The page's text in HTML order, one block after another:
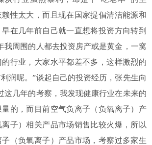
性太大，而且现在国家提倡清洁能源和
在几年前自己就一直想将投资方向转到
我周围的人都去投资房产或是黄金，一窝
行业，大家水平都差不多，这样激烈的
润呢。”谈起自己的投资经历，张先生向
这几年的考察，我发现健康行业在未来的
的，而目前空气负离子（负氧离子）产
子）相关产品市场销售比较火爆，所以
（负氧离子）产品市场，考察过多家生